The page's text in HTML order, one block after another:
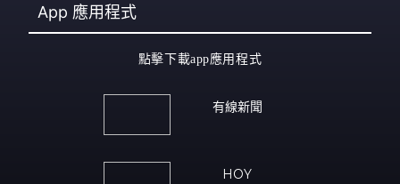
App 應用程式
點擊下載app應用程式
有線新聞
HOY